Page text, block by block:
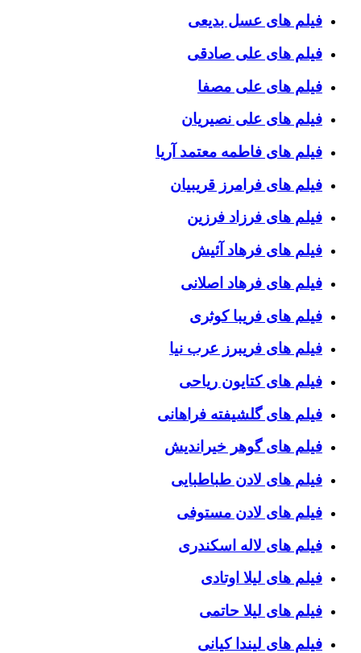
فیلم های عسل بدیعی
فیلم های علی صادقی
فیلم های علی مصفا
فیلم های علی نصیریان
فیلم های فاطمه معتمد آریا
فیلم های فرامرز قریبیان
فیلم های فرزاد فرزین
فیلم های فرهاد آئیش
فیلم های فرهاد اصلانی
فیلم های فریبا کوثری
فیلم های فریبرز عرب نیا
فیلم های کتایون ریاحی
فیلم های گلشیفته فراهانی
فیلم های گوهر خیراندیش
فیلم های لادن طباطبایی
فیلم های لادن مستوفی
فیلم های لاله اسکندری
فیلم های لیلا اوتادی
فیلم های لیلا حاتمی
فیلم های لیندا کیانی